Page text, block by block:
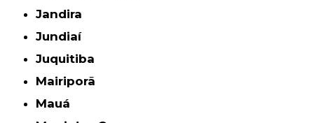
Jandira
Jundiaí
Juquitiba
Mairiporã
Mauá